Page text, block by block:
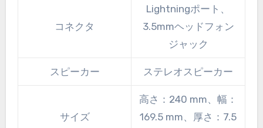
コネクタ
Lightningポート、
3.5mmヘッドフォン
ジャック
スピーカー ステレオスピーカー
サイズ
高さ：240 mm、幅：
169.5 mm、厚さ：7.5